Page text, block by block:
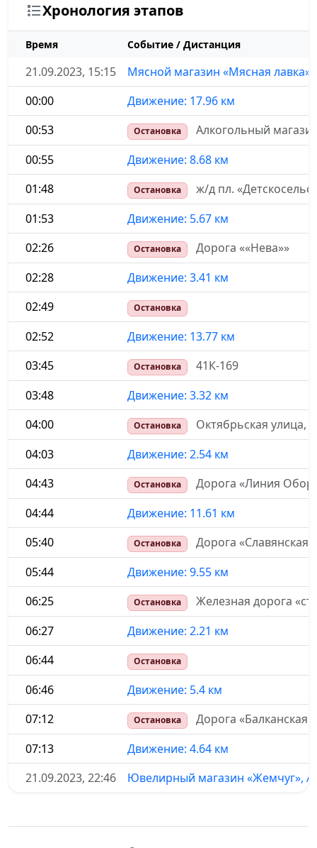
Хронология этапов
Время Событие / Дистанция
21.09.2023, 15:15
Мясной магазин «Мясная
00:00
Движение: 17.96 км
00:53
Остановка
Алкогольный
00:55
Движение: 8.68 км
01:48
Остановка
ж/д пл.
01:53
Движение: 5.67 км
02:26
Остановка
Дорога ««Нева»»
02:28
Движение: 3.41 км
02:49
Остановка
02:52
Движение: 13.77 км
03:45
Остановка
41К-169
03:48
Движение: 3.32 км
04:00
Остановка
Октябрьская улица,
04:03
Движение: 2.54 км
04:43
Остановка
Дорога «Линия
04:44
Движение: 11.61 км
05:40
Остановка
Дорога «Славянская
05:44
Движение: 9.55 км
06:25
Остановка
Железная дорога
06:27
Движение: 2.21 км
06:44
Остановка
06:46
Движение: 5.4 км
07:12
Остановка
Дорога «Балканская
07:13
Движение: 4.64 км
21.09.2023, 22:46
Ювелирный магазин «Жемчуг»,